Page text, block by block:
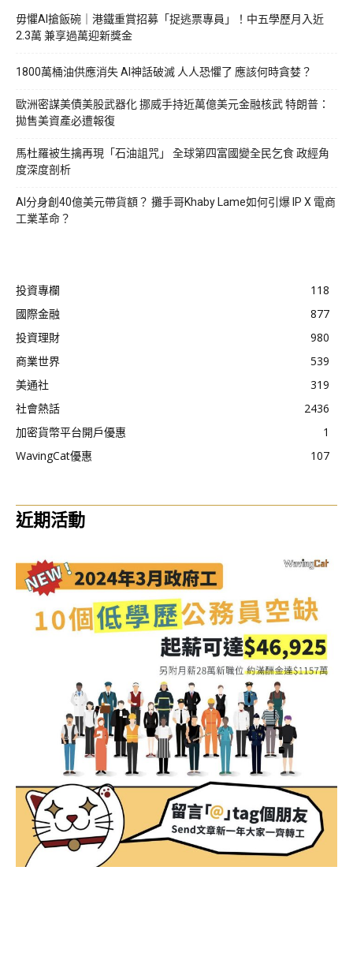
毋懼AI搶飯碗｜港鐵重賞招募「捉逃票專員」！中五學歷月入近
2.3萬 兼享過萬迎新獎金
1800萬桶油供應消失 AI神話破滅 人人恐懼了 應該何時貪婪？
歐洲密謀美債美股武器化 挪威手持近萬億美元金融核武 特朗普：
拋售美資產必遭報復
馬杜羅被生擒再現「石油詛咒」 全球第四富國變全民乞食 政經角
度深度剖析
AI分身創40億美元帶貨額？ 攤手哥Khaby Lame如何引爆 IP X 電商
工業革命？
投資專欄
118
國際金融
877
投資理財
980
商業世界
539
美通社
319
社會熱話
2436
加密貨幣平台開戶優惠
1
WavingCat優惠
107
近期活動